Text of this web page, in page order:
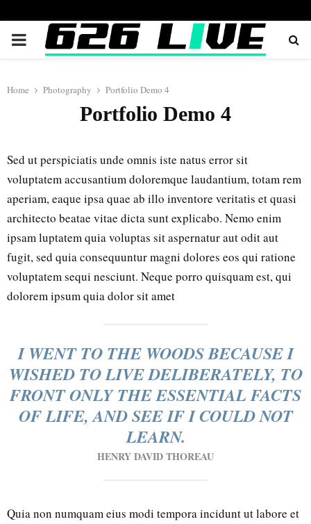
PRIMARY
Home Photography Portfolio Demo 4
Portfolio Demo 4
Sed ut perspiciatis unde omnis iste natus error sit
voluptatem accusantium doloremque laudantium, totam rem
aperiam, eaque ipsa quae ab illo inventore veritatis et quasi
architecto beatae vitae dicta sunt explicabo. Nemo enim
ipsam luptatem quia voluptas sit aspernatur aut odit aut
fugit, sed quia consequuntur magni dolores eos qui ratione
voluptatem sequi nesciunt. Neque porro quisquam est, qui
dolorem ipsum quia dolor sit amet
I WENT TO THE WOODS BECAUSE I
WISHED TO LIVE DELIBERATELY, TO
FRONT ONLY THE ESSENTIAL FACTS
OF LIFE, AND SEE IF I COULD NOT
LEARN.
HENRY DAVID THOREAU
Quia non numquam eius modi tempora incidunt ut labore et